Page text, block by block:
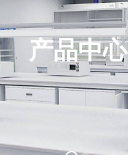
产品中心